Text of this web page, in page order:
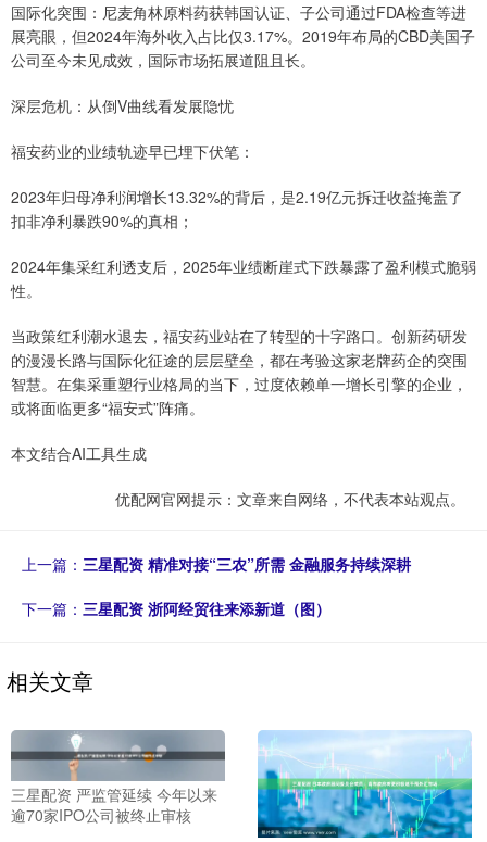
国际化突围：尼麦角林原料药获韩国认证、子公司通过FDA检查等进
展亮眼，但2024年海外收入占比仅3.17%。2019年布局的CBD美国子
公司至今未见成效，国际市场拓展道阻且长。
深层危机：从倒V曲线看发展隐忧
福安药业的业绩轨迹早已埋下伏笔：
2023年归母净利润增长13.32%的背后，是2.19亿元拆迁收益掩盖了
扣非净利暴跌90%的真相；
2024年集采红利透支后，2025年业绩断崖式下跌暴露了盈利模式脆弱
性。
当政策红利潮水退去，福安药业站在了转型的十字路口。创新药研发
的漫漫长路与国际化征途的层层壁垒，都在考验这家老牌药企的突围
智慧。在集采重塑行业格局的当下，过度依赖单一增长引擎的企业，
或将面临更多“福安式”阵痛。
本文结合AI工具生成
优配网官网提示：文章来自网络，不代表本站观点。
上一篇： 三星配资 精准对接“三农”所需 金融服务持续深耕
下一篇： 三星配资 浙阿经贸往来添新道（图）
相关文章
三星配资 严监管延续 今年以来
逾70家IPO公司被终止审核